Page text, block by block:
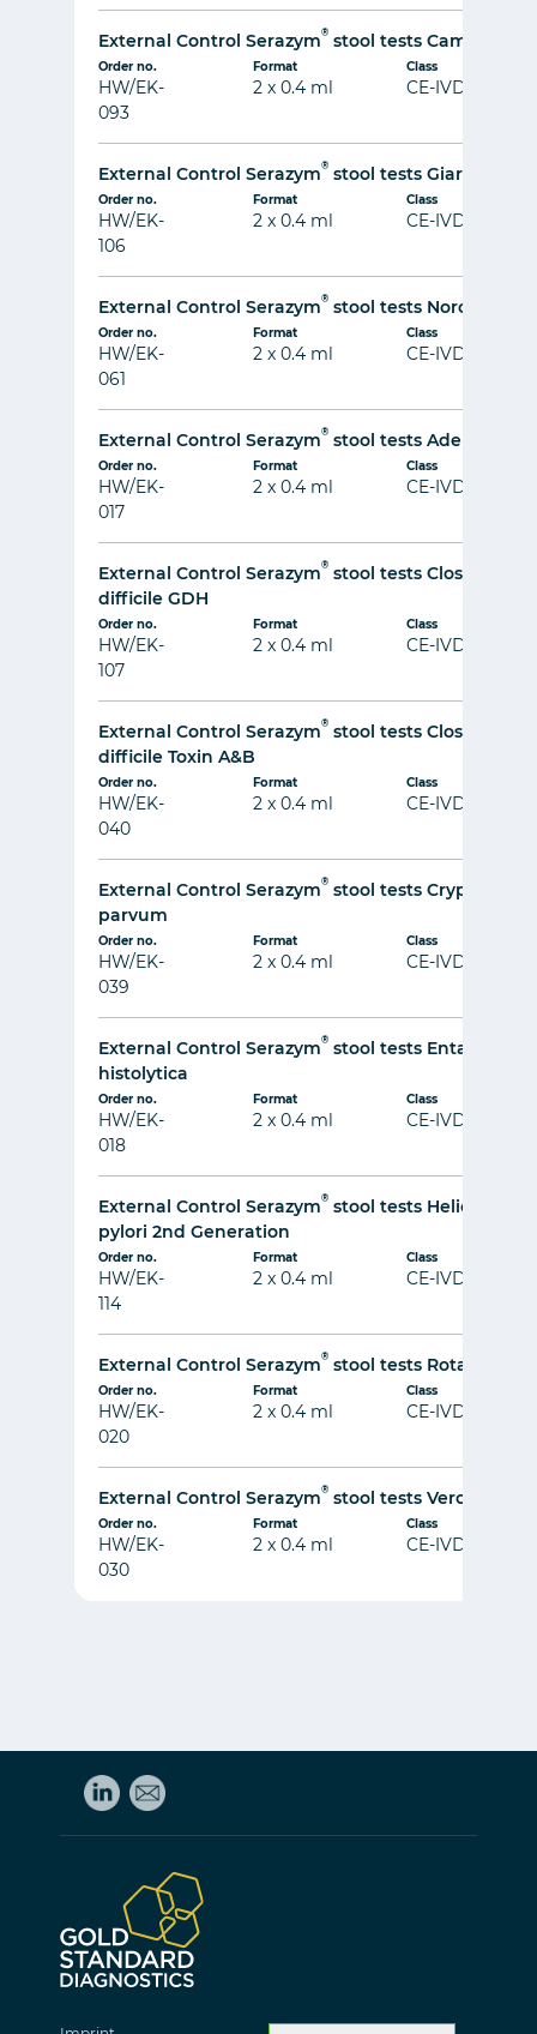
External Control Serazym® stool tests
Order no.
HW/EK-
093
Format
2 x 0.4 ml
Class
CE-IVD
External Control Serazym® stool tests Giardia
Order no.
HW/EK-
106
Format
2 x 0.4 ml
Class
CE-IVD
External Control Serazym® stool tests Norovirus
Order no.
HW/EK-
061
Format
2 x 0.4 ml
Class
CE-IVD
External Control Serazym® stool tests Adenovirus
Order no.
HW/EK-
017
Format
2 x 0.4 ml
Class
CE-IVD
External Control Serazym® stool tests Clostridium
difficile GDH
Order no.
HW/EK-
107
Format
2 x 0.4 ml
Class
CE-IVD
External Control Serazym® stool tests Clostridium
difficile Toxin A&B
Order no.
HW/EK-
040
Format
2 x 0.4 ml
Class
CE-IVD
External Control Serazym® stool tests
parvum
Order no.
HW/EK-
039
Format
2 x 0.4 ml
Class
CE-IVD
External Control Serazym® stool tests Entamoeba
histolytica
Order no.
HW/EK-
018
Format
2 x 0.4 ml
Class
CE-IVD
External Control Serazym® stool tests
pylori 2nd Generation
Order no.
HW/EK-
114
Format
2 x 0.4 ml
Class
CE-IVD
External Control Serazym® stool tests Rotavirus
Order no.
HW/EK-
020
Format
2 x 0.4 ml
Class
CE-IVD
External Control Serazym® stool tests Verotoxin
Order no.
HW/EK-
030
Format
2 x 0.4 ml
Class
CE-IVD